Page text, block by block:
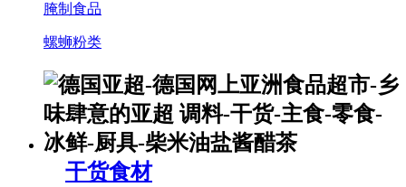
腌制食品
螺蛳粉类
干货食材